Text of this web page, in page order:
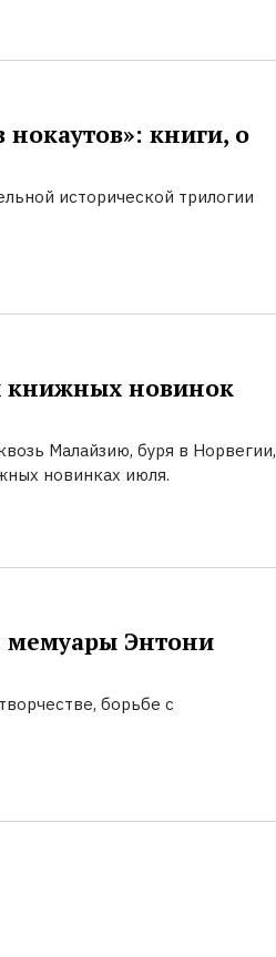
книги, о
исторической трилогии
новинок
Малайзию, буря в Норвегии,
новинках июля.
мемуары Энтони
борьбе с